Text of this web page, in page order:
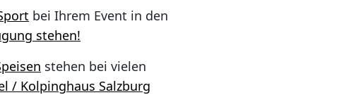
bei Ihrem Event in den
stehen!
stehen bei vielen
/ Kolpinghaus Salzburg